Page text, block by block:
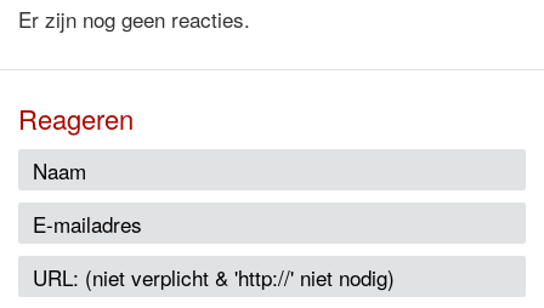
Er zijn nog geen reacties.
Reageren